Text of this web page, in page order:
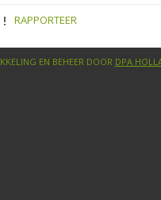
RAPPORTEER
EN BEHEER DOOR DPA